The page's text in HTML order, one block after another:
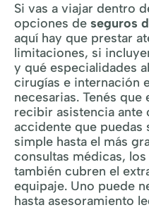
Si vas a viajar dentro
opciones de seguros
aquí hay que prestar
limitaciones, si
y qué especialidades
cirugías e internación
necesarias. Tenés
recibir asistencia ante
accidente que puedas
simple hasta el más
consultas médicas,
también cubren el
equipaje. Uno puede
hasta asesoramiento